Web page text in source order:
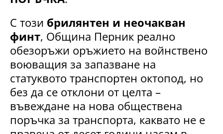
С този брилянтен и неочакван
финт, Община Перник реално
обезоръжи оръжието на войнствено
воюващия за запазване на
статуквото транспортен октопод, но
без да се отклони от целта –
въвеждане на нова обществена
поръчка за транспорта, каквато не е